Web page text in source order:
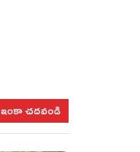
ఇంకా చదవండి